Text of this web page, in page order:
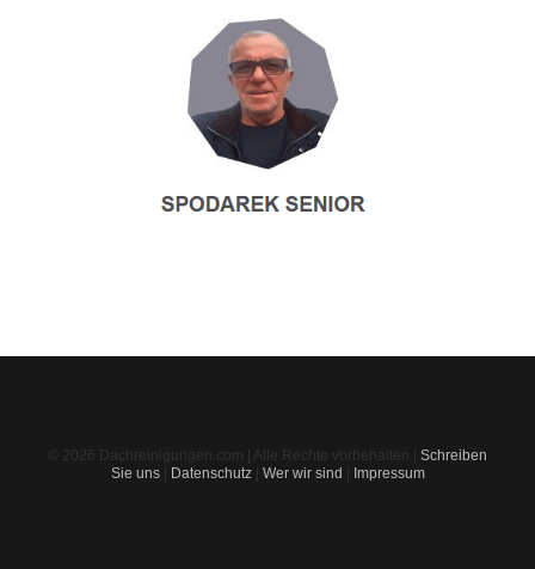
© 2026 Dachreinigungen.com | Alle Rechte vorbehalten | Schreiben
Sie uns| Datenschutz| Wer wir sind | Impressum